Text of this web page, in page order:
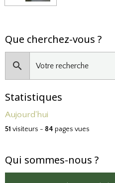
Que cherchez-vous ?
Statistiques
Aujourd'hui
51 visiteurs - 84 pages vues
Qui sommes-nous ?